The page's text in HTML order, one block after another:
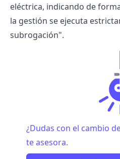
eléctrica, indicando de
la gestión se ejecuta
subrogación".
¿Dudas con el cambio
te asesora.